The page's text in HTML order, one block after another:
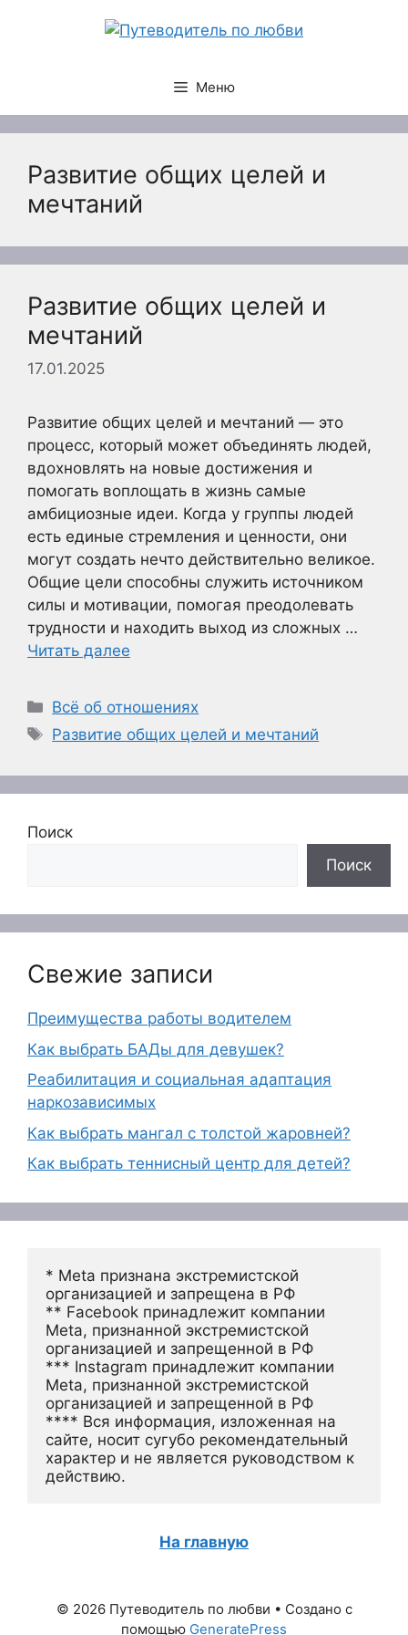
Меню
Развитие общих целей и
мечтаний
Развитие общих целей и
мечтаний
17.01.2025
Развитие общих целей и мечтаний — это
процесс, который может объединять людей,
вдохновлять на новые достижения и
помогать воплощать в жизнь самые
амбициозные идеи. Когда у группы людей
есть единые стремления и ценности, они
могут создать нечто действительно великое.
Общие цели способны служить источником
силы и мотивации, помогая преодолевать
трудности и находить выход из сложных …
Читать далее
Рубрики
Всё об отношениях
Метки
Развитие общих целей и мечтаний
Поиск
Поиск
Свежие записи
Преимущества работы водителем
Как выбрать БАДы для девушек?
Реабилитация и социальная адаптация
наркозависимых
Как выбрать мангал с толстой жаровней?
Как выбрать теннисный центр для детей?
* Meta признана экстремистской
организацией и запрещена в РФ
** Facebook принадлежит компании
Meta, признанной экстремистской
организацией и запрещенной в РФ
*** Instagram принадлежит компании
Meta, признанной экстремистской
организацией и запрещенной в РФ
**** Вся информация, изложенная на
сайте, носит сугубо рекомендательный
характер и не является руководством к
действию.
На главную
© 2026 Путеводитель по любви • Создано с
помощью GeneratePress